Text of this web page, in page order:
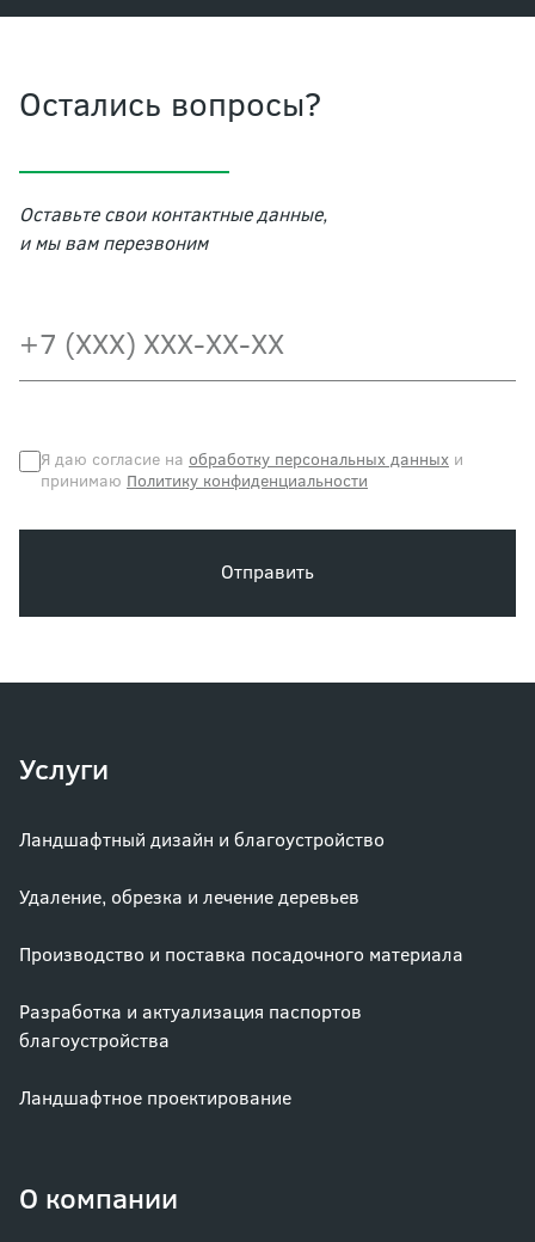
Остались вопросы?
Оставьте свои контактные данные,
и мы вам перезвоним
Я даю согласие на обработку персональных данных и
принимаю Политику конфиденциальности
Отправить
Услуги
Ландшафтный дизайн и благоустройство
Удаление, обрезка и лечение деревьев
Производство и поставка посадочного материала
Разработка и актуализация паспортов
благоустройства
Ландшафтное проектирование
О компании